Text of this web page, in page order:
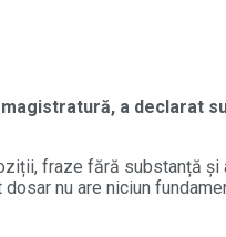
a declarat
fraze fără substanță și
nu are niciun